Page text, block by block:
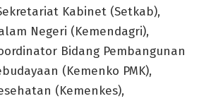
Kabinet (Setkab),
Negeri (Kemendagri),
Bidang Pembangunan
(Kemenko PMK),
(Kemenkes),